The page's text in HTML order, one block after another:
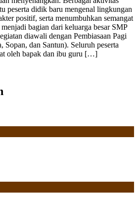
peserta didik baru mengenal lingkungan
positif, serta menumbuhkan semangat
bagian dari keluarga besar SMP
diawali dengan Pembiasaan Pagi
Sopan, dan Santun). Seluruh peserta
oleh bapak dan ibu guru […]